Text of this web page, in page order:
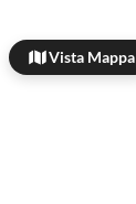
Vista Mappa